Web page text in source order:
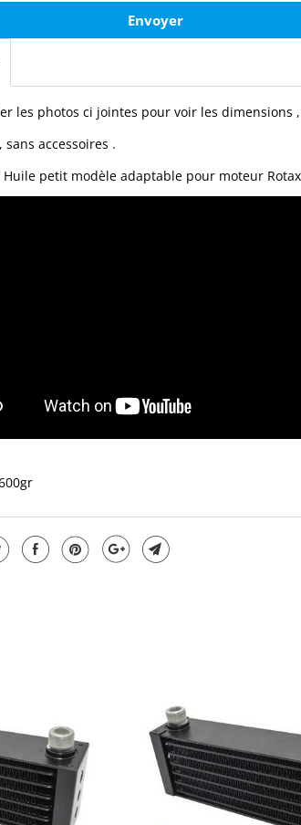
les photos ci jointes pour voir les dimensions
sans accessoires .
Huile petit modèle adaptable pour moteur